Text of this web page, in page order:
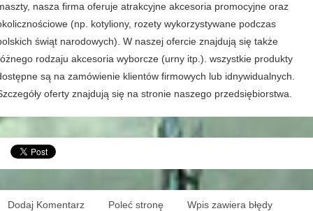
nasza firma oferuje atrakcyjne akcesoria promocyjne oraz
(np. kotyliony, rozety wykorzystywane podczas
świąt narodowych). W naszej ofercie znajdują się także
rodzaju akcesoria wyborcze (urny itp.). wszystkie produkty
są na zamówienie klientów firmowych lub idnywidualnych.
oferty znajdują się na stronie naszego przedsiębiorstwa.
Dodaj Komentarz Poleć stronę Wpis zawiera błędy